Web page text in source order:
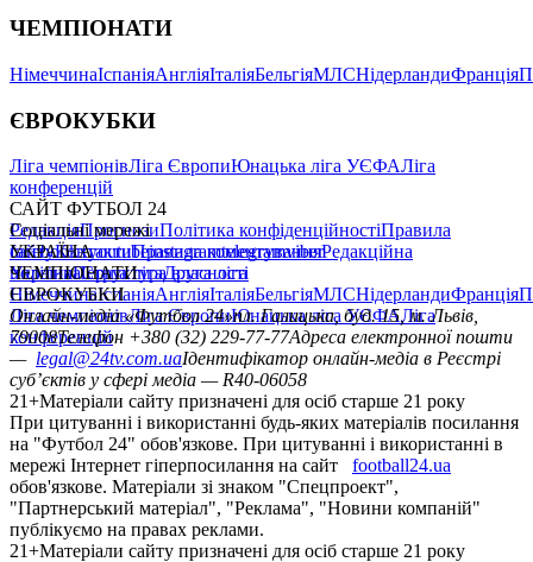
ЧЕМПІОНАТИ
НімеччинаІспаніяАнгліяІталіяБельгіяМЛСНідерландиФранція
ЄВРОКУБКИ
Ліга чемпіонівЛіга ЄвропиЮнацька ліга УЄФАЛіга
конференцій
САЙТ ФУТБОЛ 24
РедакціяПрогнозиПолітика конфіденційностіПравила
сайтуКонтактиПравила коментуванняРедакційна
політикаСтруктура власності
Соціальні мережі
facebookxyoutubeinstagramtelegramviber
УКРАЇНА
УкраїнаПерша лігаДруга ліга
ЧЕМПІОНАТИ
НімеччинаІспаніяАнгліяІталіяБельгіяМЛСНідерландиФранція
ЄВРОКУБКИ
Ліга чемпіонівЛіга ЄвропиЮнацька ліга УЄФАЛіга
конференцій
Онлайн-медіа «Футбол 24»пл. Галицька, буд. 15, м. Львів,
79008Телефон +380 (32) 229-77-77Адреса електронної пошти
— legal@24tv.com.uaІдентифікатор онлайн-медіа в Реєстрі
суб’єктів у сфері медіа — R40-06058
21+Матеріали сайту призначені для осіб старше 21 року
При цитуванні і використанні будь-яких матеріалів посилання
на "Футбол 24" обов'язкове. При цитуванні і використанні в
мережі Інтернет гіперпосилання на сайт
football24.ua
обов'язкове. Матеріали зі знаком "Спецпроект",
"Партнерський матеріал", "Реклама", "Новини компаній"
публікуємо на правах реклами.
21+Матеріали сайту призначені для осіб старше 21 року